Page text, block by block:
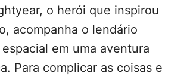
o herói que inspirou
acompanha o lendário
em uma aventura
Para complicar as coisas e